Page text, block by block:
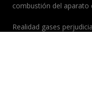
combustión del aparato
Realidad gases